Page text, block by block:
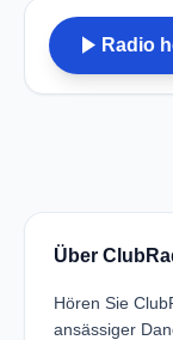
play_arrow Radio
Über
Hören Sie
ansässiger